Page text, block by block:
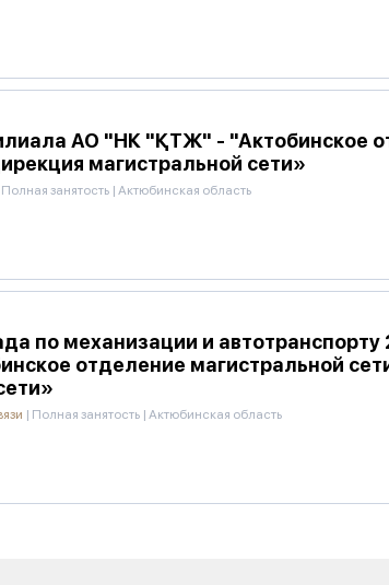
АО "НК "ҚТЖ" - "Актобинское
магистральной сети»
Полная занятость | Актюбинская область
по механизации и
отделение магистральной
| Полная занятость | Актюбинская область